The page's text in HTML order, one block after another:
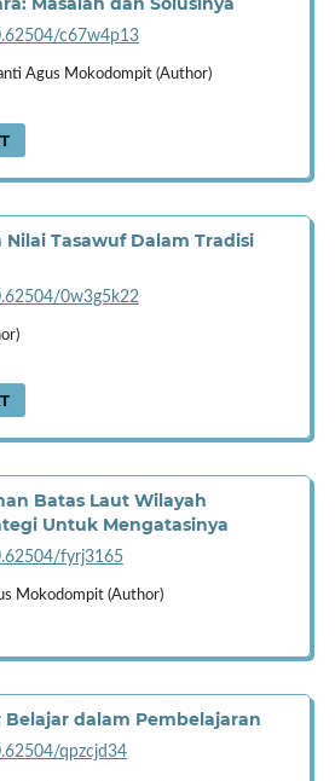
c67w4p13
Agus Mokodompit (Author)
Tasawuf Dalam Tradisi
0w3g5k22
Batas Laut Wilayah
Untuk Mengatasinya
fyrj3165
Mokodompit (Author)
dalam Pembelajaran
qpzcjd34